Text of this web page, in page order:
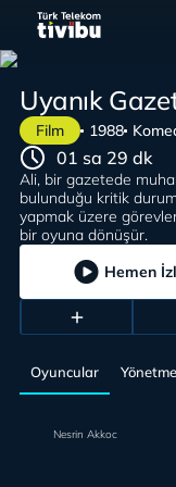
Film 1988
Uyanık
Ali, bir gazetede
bulunduğu kritik
yapmak üzere
bir oyuna dönüşür.
01 sa 29 dk
Hemen
Oyuncular
Nesrin Akkoc